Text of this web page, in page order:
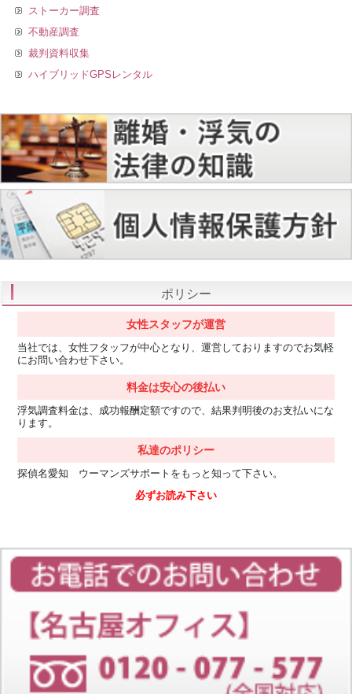
ストーカー調査
不動産調査
裁判資料収集
ハイブリッドGPSレンタル
ポリシー
女性スタッフが運営
当社では、女性フタッフが中心となり、運営しておりますのでお気軽
にお問い合わせ下さい。
料金は安心の後払い
浮気調査料金は、成功報酬定額ですので、結果判明後のお支払いにな
ります。
私達のポリシー
探偵名愛知 ウーマンズサポートをもっと知って下さい。
必ずお読み下さい